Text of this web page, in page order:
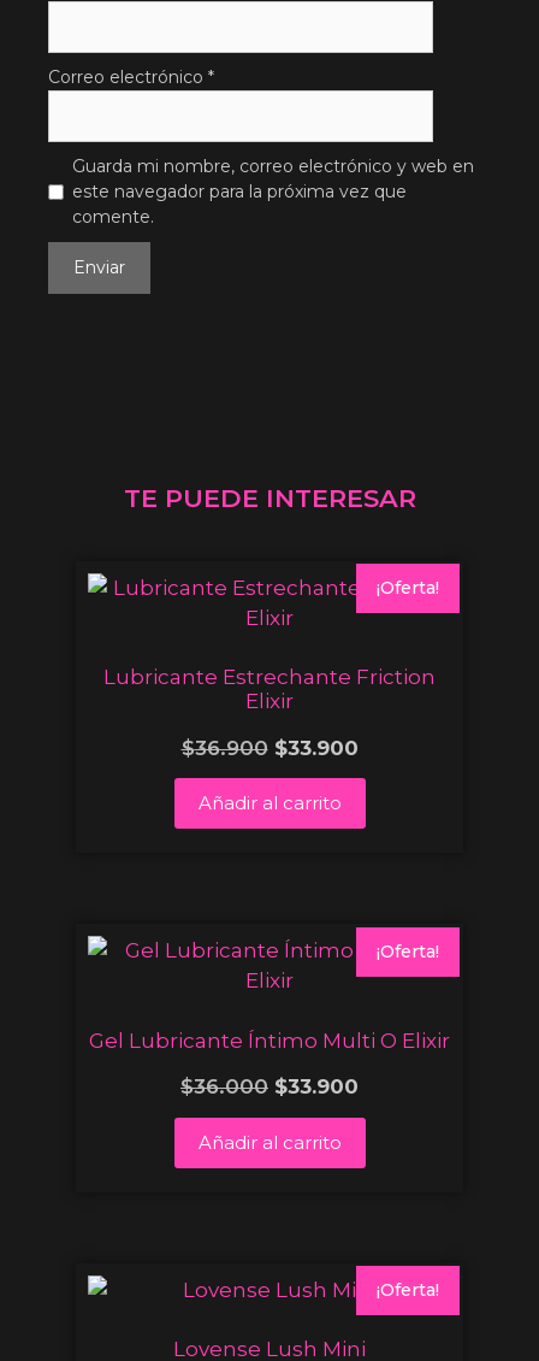
Correo electrónico *
Guarda mi nombre, correo electrónico y web en
este navegador para la próxima vez que
comente.
TE PUEDE INTERESAR
¡Oferta!
Lubricante Estrechante Friction
Elixir
$36.900 $33.900
Añadir al carrito
¡Oferta!
Gel Lubricante Íntimo Multi O Elixir
$36.000 $33.900
Añadir al carrito
¡Oferta!
Lovense Lush Mini